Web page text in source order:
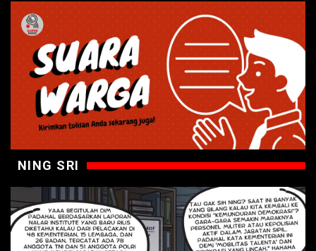
NING SRI